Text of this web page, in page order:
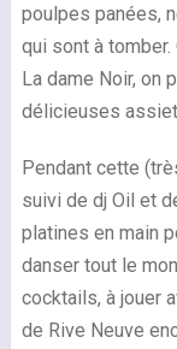
poulpes panées,
qui sont à
La dame Noir, on
délicieuses
Pendant cette
suivi de dj Oil et
platines en main
danser tout le
cocktails, à jouer
de Rive Neuve